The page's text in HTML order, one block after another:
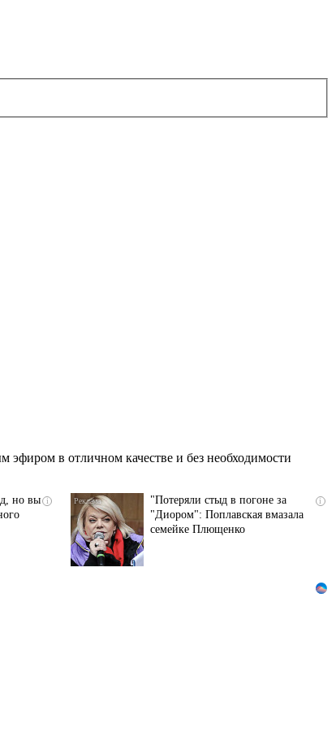
в отличном качестве и без необходимости
i
но вы
i
"Потеряли стыд в погоне за
"Диором": Поплавская вмазала
семейке Плющенко